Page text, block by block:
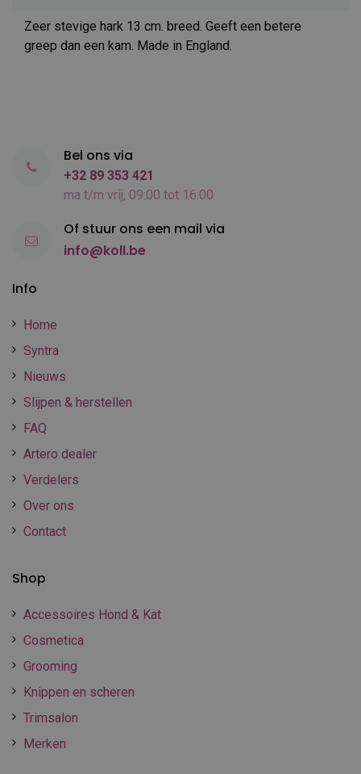
Zeer stevige hark 13 cm. breed. Geeft een betere
greep dan een kam. Made in England.
Info
Home
Syntra
Nieuws
Slijpen & herstellen
FAQ
Artero dealer
Verdelers
Over ons
Contact
Shop
Accessoires Hond & Kat
Cosmetica
Grooming
Knippen en scheren
Trimsalon
Merken
Bel ons via
+32 89 353 421
ma t/m vrij, 09:00 tot 16:00
Of stuur ons een mail via
info@koll.be